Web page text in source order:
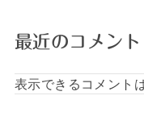
最近のコメント
表示できるコメント